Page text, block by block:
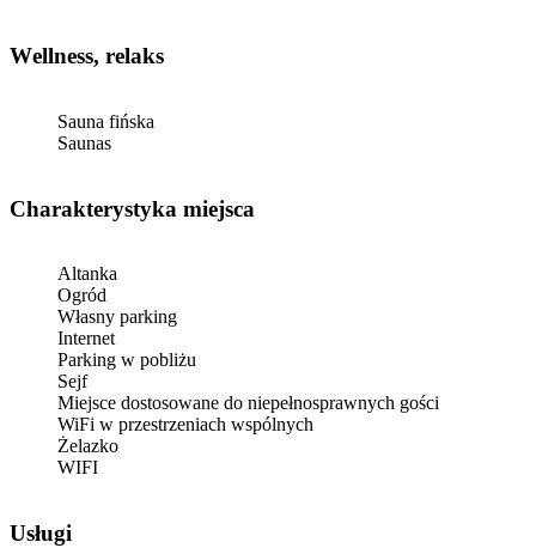
Wellness, relaks
Sauna fińska
Saunas
Charakterystyka miejsca
Altanka
Ogród
Własny parking
Internet
Parking w pobliżu
Sejf
Miejsce dostosowane do niepełnosprawnych gości
WiFi w przestrzeniach wspólnych
Żelazko
WIFI
Usługi